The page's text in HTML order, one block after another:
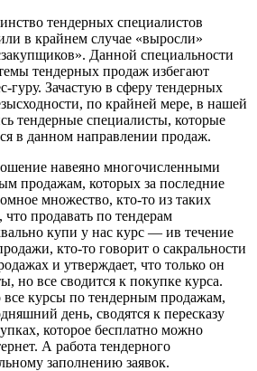
тендерных специали­стов
в крайнем случае «выро­сли»
Данной специ­альности
тендерных продаж избегают
гуру. Зачастую в сферу тендерных
по край­ней мере, в нашей
тендерные специалисты, которые
в данном направлении продаж.
навеяно многочи­сленными
продажам, кото­рых за последние
множест­во, кто-то из таких
продавать по тендерам
купи у нас курс — ив течение
кто-то говорит о сакральности
и утверждает, что только он
но все сводится к покупке курса.
все курсы по тендерным продажам,
день, сводятся к пересказу
которое бесплатно можно
А работа тендерного
заполнению заявок.